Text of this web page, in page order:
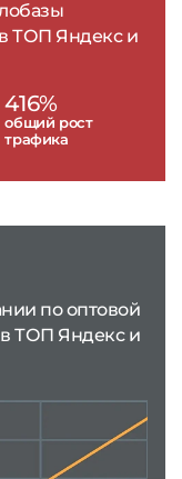
ТОП Яндекс и
416%
общий рост
трафика
по оптовой
ТОП Яндекс и